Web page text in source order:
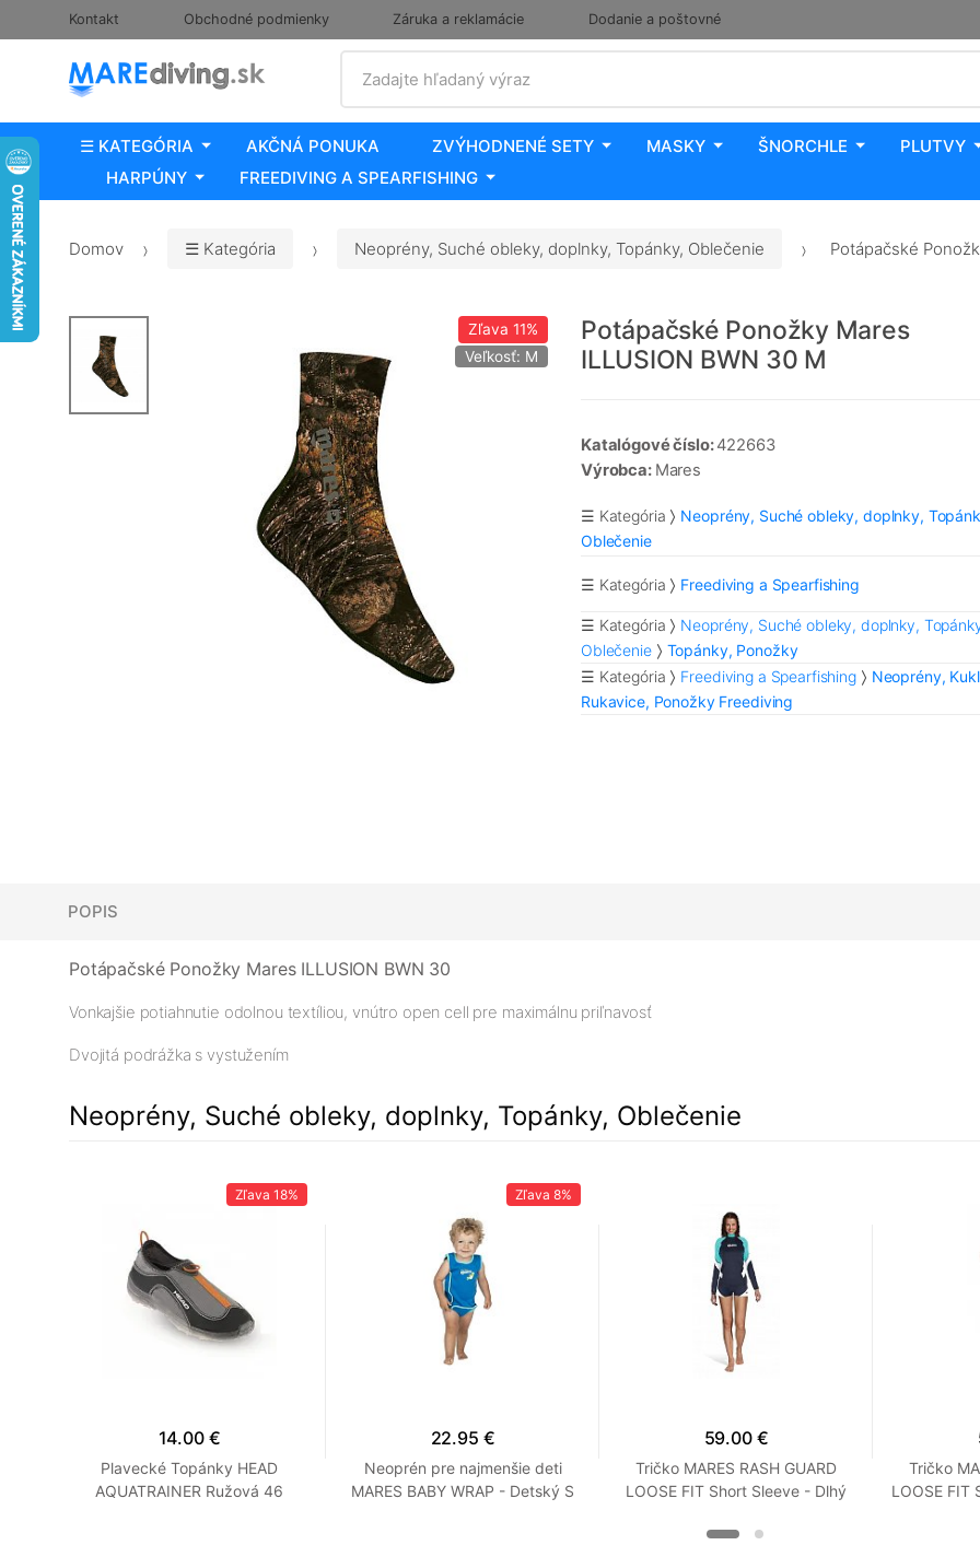
Kontakt Obchodné podmienky Záruka a reklamácie Dodanie a poštovné
Zadajte hľadaný výraz
☰ KATEGÓRIA AKČNÁ PONUKA ZVÝHODNENÉ SETY MASKY ŠNORCHLE PLUTVY
HARPÚNY
FREEDIVING A SPEARFISHING
Domov ☰ Kategória Neoprény, Suché obleky, doplnky, Topánky, Oblečenie Potápačské
Zľava 11%
Veľkosť: M
Potápačské Ponožky Mares
ILLUSION BWN 30 M
Katalógové číslo:422663
Výrobca: Mares
☰ Kategória
Neoprény, Suché obleky, doplnky,
Oblečenie
☰ Kategória Freediving a Spearfishing
☰ Kategória
Neoprény, Suché obleky, doplnky,
Oblečenie
Topánky, Ponožky
☰ Kategória
Freediving a Spearfishing
Neoprény,
Rukavice, Ponožky Freediving
POPIS
Potápačské Ponožky Mares ILLUSION BWN 30
Vonkajšie potiahnutie odolnou textíliou, vnútro open cell pre maximálnu priľnavosť
Dvojitá podrážka s vystužením
Neoprény, Suché obleky, doplnky, Topánky, Oblečenie
Zľava 18%
14.00 €
Plavecké Topánky HEAD
AQUATRAINER Ružová 46
Zľava 8%
22.95 €
Neoprén pre najmenšie deti
MARES BABY WRAP - Detský S
59.00 €
Tričko MARES RASH GUARD
LOOSE FIT Short Sleeve - Dlhý
XXS Tyrkysová
Tričko
LOOSE FIT